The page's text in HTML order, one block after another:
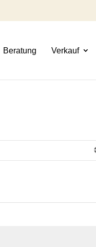
Beratung Verkauf